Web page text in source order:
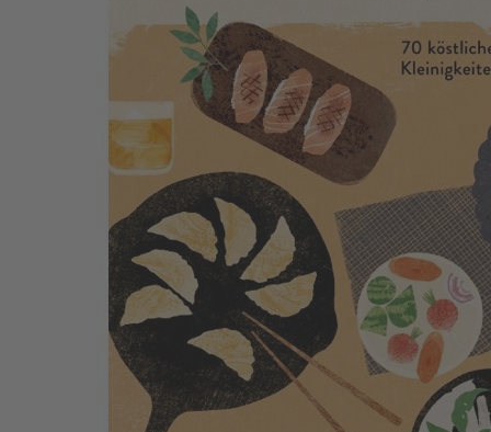
Zum Anfang der Bildergalerie springen
Otsumami – Japanische Tapas
70 köstliche Kleinigkeiten